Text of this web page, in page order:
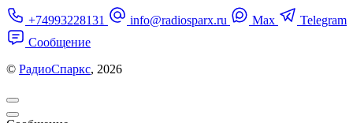
+74993228131 info@radiosparx.ru Max
Telegram
Сообщение
© РадиоСпаркс, 2026